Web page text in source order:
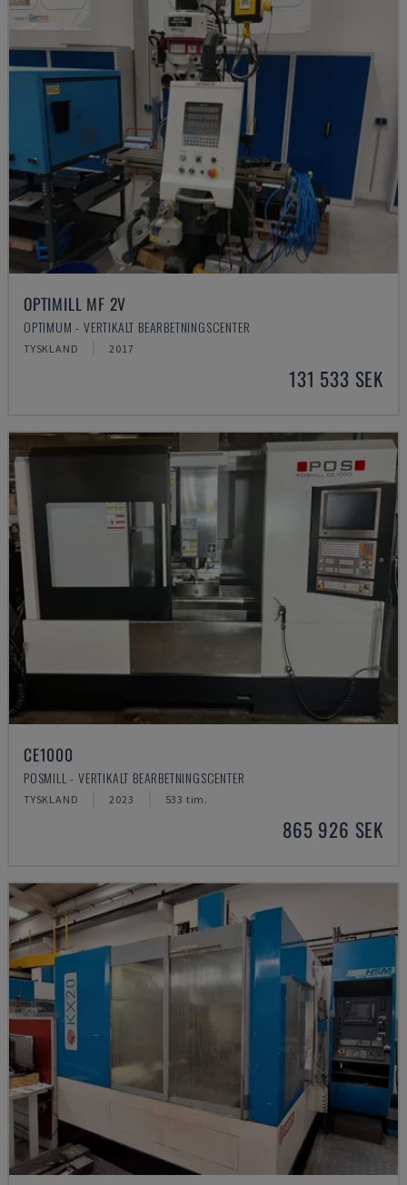
OPTIMILL MF 2V
OPTIMUM - VERTIKALT BEARBETNINGSCENTER
TYSKLAND 2017
131 533 SEK
CE1000
POSMILL - VERTIKALT BEARBETNINGSCENTER
TYSKLAND 2023 533 tim.
865 926 SEK